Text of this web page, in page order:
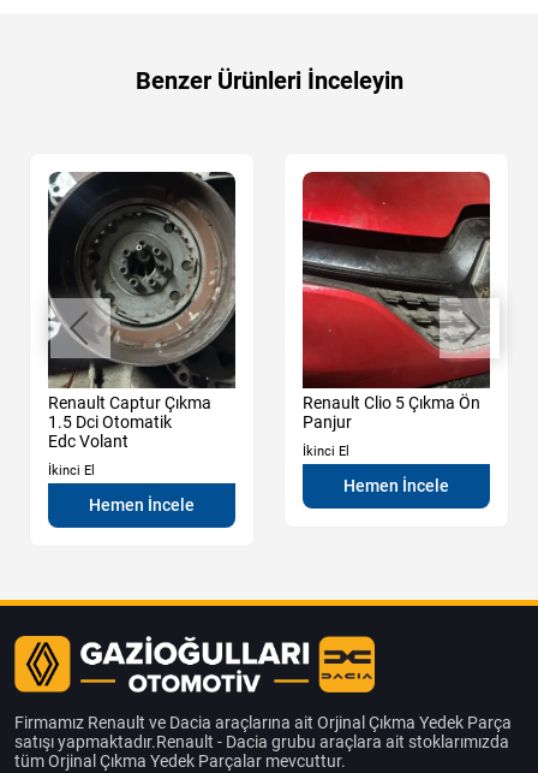
Benzer Ürünleri İnceleyin
Renault Captur Çıkma
1.5 Dci Otomatik
Edc Volant
İkinci El
Hemen İncele
Renault Clio 5 Çıkma Ön
Panjur
İkinci El
Hemen İncele
Firmamız Renault ve Dacia araçlarına ait Orjinal Çıkma Yedek Parça
satışı yapmaktadır.Renault - Dacia grubu araçlara ait stoklarımızda
tüm Orjinal Çıkma Yedek Parçalar mevcuttur.